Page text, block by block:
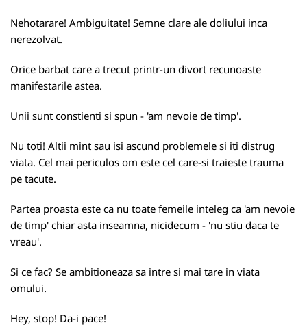
Nehotarare! Ambiguitate! Semne clare ale doliului inca
nerezolvat.
Orice barbat care a trecut printr-un divort recunoaste
manifestarile astea.
Unii sunt constienti si spun - 'am nevoie de timp'.
Nu toti! Altii mint sau isi ascund problemele si iti distrug
viata. Cel mai periculos om este cel care-si traieste trauma
pe tacute.
Partea proasta este ca nu toate femeile inteleg ca 'am nevoie
de timp' chiar asta inseamna, nicidecum - 'nu stiu daca te
vreau'.
Si ce fac? Se ambitioneaza sa intre si mai tare in viata
omului.
Hey, stop! Da-i pace!